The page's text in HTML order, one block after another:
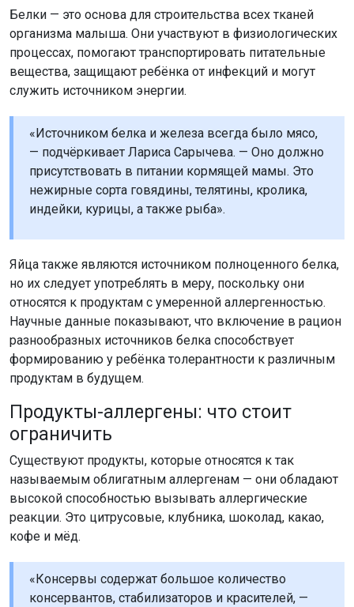
Белки — это основа для строительства всех тканей
организма малыша. Они участвуют в физиологических
процессах, помогают транспортировать питательные
вещества, защищают ребёнка от инфекций и могут
служить источником энергии.
«Источником белка и железа всегда было мясо,
— подчёркивает Лариса Сарычева. — Оно должно
присутствовать в питании кормящей мамы. Это
нежирные сорта говядины, телятины, кролика,
индейки, курицы, а также рыба».
Яйца также являются источником полноценного белка,
но их следует употреблять в меру, поскольку они
относятся к продуктам с умеренной аллергенностью.
Научные данные показывают, что включение в рацион
разнообразных источников белка способствует
формированию у ребёнка толерантности к различным
продуктам в будущем.
Продукты-аллергены: что стоит
ограничить
Существуют продукты, которые относятся к так
называемым облигатным аллергенам — они обладают
высокой способностью вызывать аллергические
реакции. Это цитрусовые, клубника, шоколад, какао,
кофе и мёд.
«Консервы содержат большое количество
консервантов, стабилизаторов и красителей, —